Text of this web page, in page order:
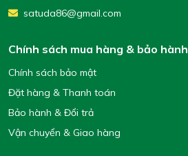
satuda86@gmail.com
Chính sách mua hàng & bảo hành
Chính sách bảo mật
Đặt hàng & Thanh toán
Bảo hành & Đổi trả
Vận chuyển & Giao hàng